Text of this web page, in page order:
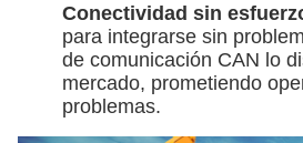
Conectividad sin
para integrarse sin
de comunicación CAN lo
mercado, prometiendo
problemas.